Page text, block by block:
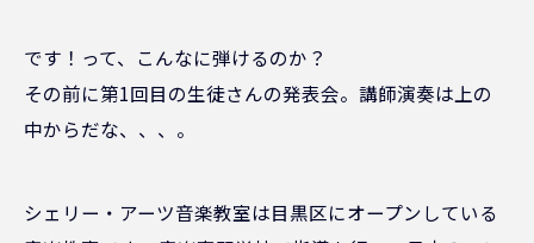
です！って、こんなに弾けるのか？
その前に第1回目の生徒さんの発表会。講師演奏は上の
中からだな、、、。
シェリー・アーツ音楽教室は目黒区にオープンしている